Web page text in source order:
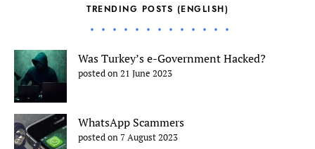
TRENDING POSTS (ENGLISH)
Was Turkey’s e-Government Hacked?
posted on 21 June 2023
WhatsApp Scammers
posted on 7 August 2023